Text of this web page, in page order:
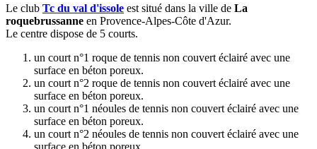
Le club Tc du val d'issole est situé dans la ville de La
roquebrussanne en Provence-Alpes-Côte d'Azur.
Le centre dispose de 5 courts.
un court n°1 roque de tennis non couvert éclairé avec une
surface en béton poreux.
un court n°2 roque de tennis non couvert éclairé avec une
surface en béton poreux.
un court n°1 néoules de tennis non couvert éclairé avec une
surface en béton poreux.
un court n°2 néoules de tennis non couvert éclairé avec une
surface en béton poreux.